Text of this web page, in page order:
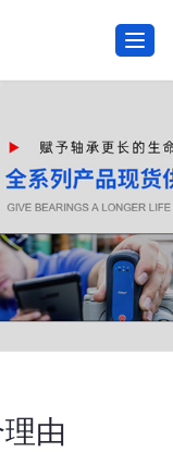
T
o
g
a
v
i
g
a
i
o
n
由